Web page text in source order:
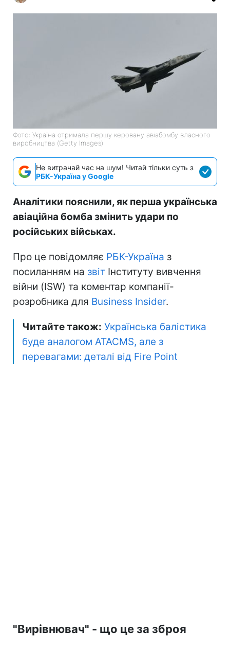
Фото: Україна отримала першу керовану авіабомбу власного
виробництва (Getty Images)
Не витрачай час на шум! Читай тільки суть з
РБК-Україна у Google
Аналітики пояснили, як перша українська
авіаційна бомба змінить удари по
російських військах.
Про це повідомляє РБК-Україна з
посиланням на звіт Інституту вивчення
війни (ISW) та коментар компанії-
розробника для Business Insider.
Читайте також: Українська балістика
буде аналогом ATACMS, але з
перевагами: деталі від Fire Point
"Вирівнювач" - що це за зброя